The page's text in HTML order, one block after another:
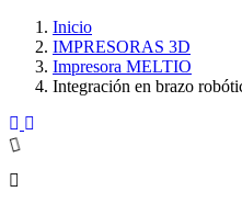
Inicio
IMPRESORAS 3D
Impresora MELTIO
Integración en brazo